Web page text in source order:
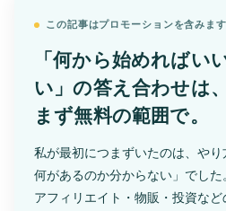
この記事はプロモーションを含みます
「何から始めればい
い」の答え合わせは、
まず無料の範囲で。
私が最初につまずいたのは、や
何があるのか分からない」でした
アフィリエイト・物販・投資な